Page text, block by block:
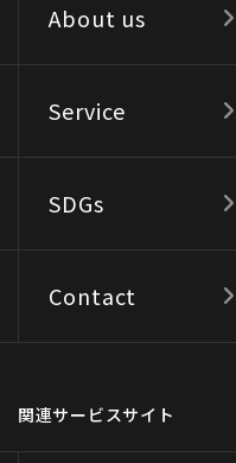
About us
Service
SDGs
Contact
関連サービスサイト